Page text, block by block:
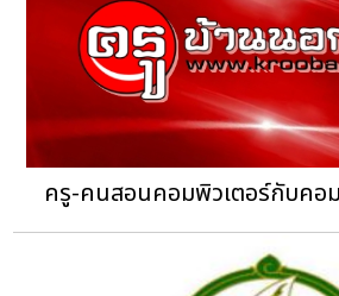
ครู-คนสอนคอมพิวเตอร์กับคอ